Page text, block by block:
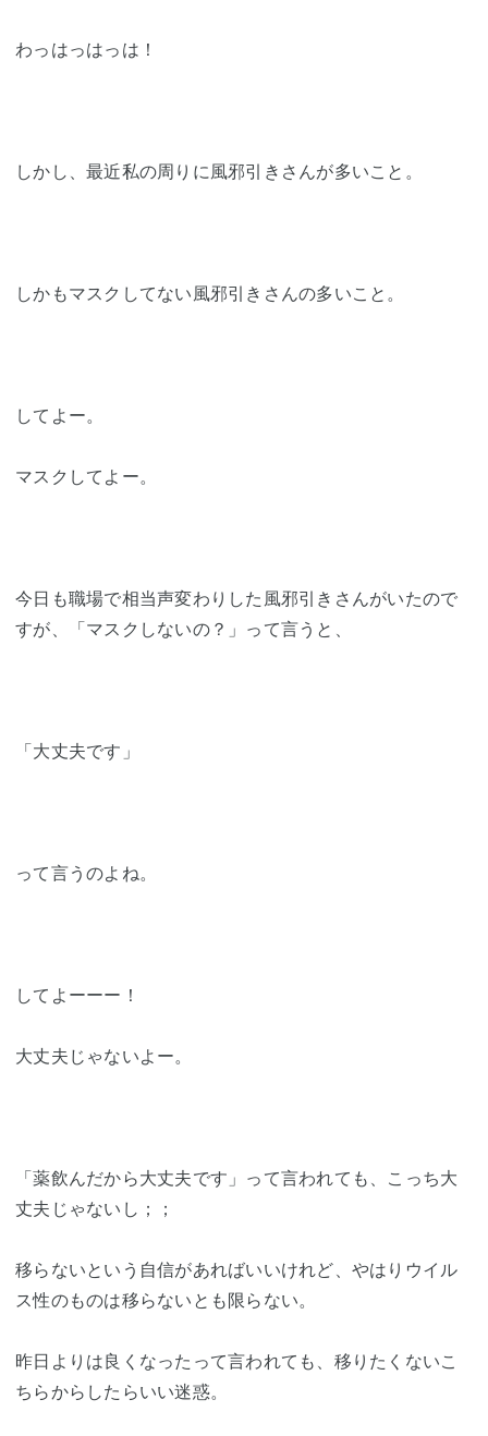
わっはっはっは！
しかし、最近私の周りに風邪引きさんが多いこと。
しかもマスクしてない風邪引きさんの多いこと。
してよー。
マスクしてよー。
今日も職場で相当声変わりした風邪引きさんがいたので
すが、「マスクしないの？」って言うと、
「大丈夫です」
って言うのよね。
してよーーー！
大丈夫じゃないよー。
「薬飲んだから大丈夫です」って言われても、こっち大
丈夫じゃないし；；
移らないという自信があればいいけれど、やはりウイル
ス性のものは移らないとも限らない。
昨日よりは良くなったって言われても、移りたくないこ
ちらからしたらいい迷惑。